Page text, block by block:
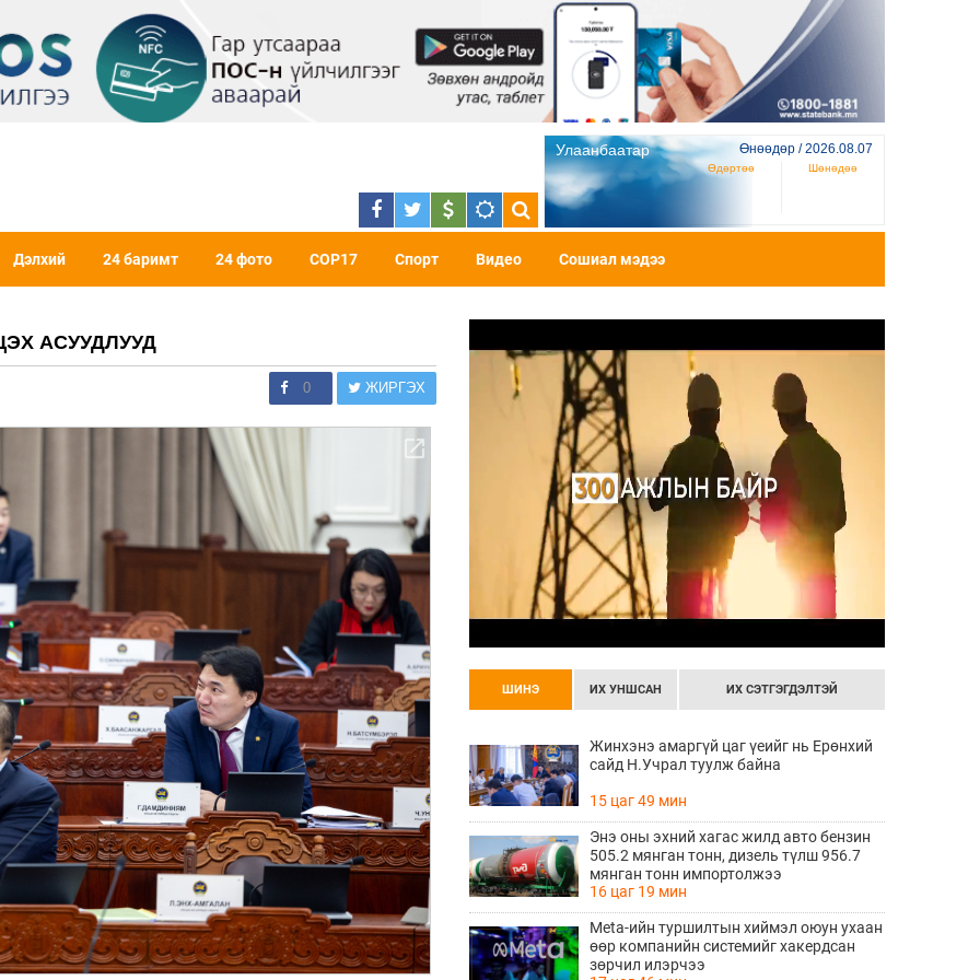
Улаанбаатар Өнөөдөр / 2026.08.07
Өдөртөө Шөнөдөө
Дэлхий 24 баримт 24 фото COP17 Спорт Видео Сошиал мэдээ
АСУУДЛУУД
0 ЖИРГЭХ
ШИНЭ ИХ УНШСАН ИХ СЭТГЭГДЭЛТЭЙ
Жинхэнэ амаргүй цаг үеийг нь Ерөнхий
сайд Н.Учрал туулж байна
15 цаг 49 мин
Энэ оны эхний хагас жилд авто бензин
505.2 мянган тонн, дизель түлш 956.7
мянган тонн импортолжээ
16 цаг 19 мин
Meta-ийн туршилтын хиймэл оюун ухаан
өөр компанийн системийг хакердсан
зөрчил илэрчээ